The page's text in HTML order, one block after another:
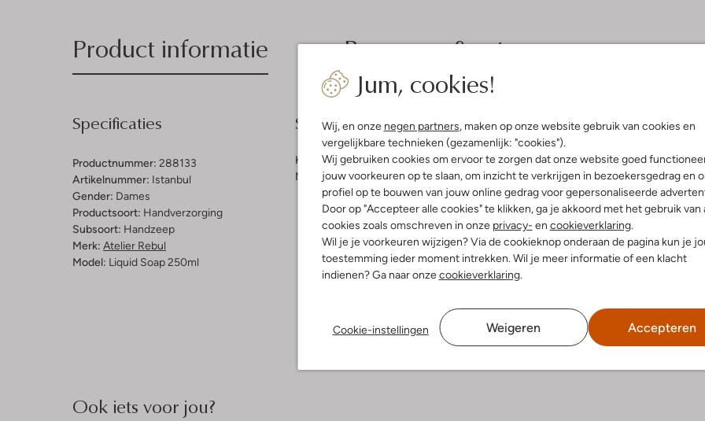
Jum, cookies!
Wij, en onze negen partners, maken op onze website gebruik van cookies en
vergelijkbare technieken (gezamenlijk: "cookies").
Wij gebruiken cookies om ervoor te zorgen dat onze website goed
jouw voorkeuren op te slaan, om inzicht te verkrijgen in bezoekersgedrag en
profiel op te bouwen van jouw online gedrag voor gepersonaliseerde
Door op "Accepteer alle cookies" te klikken, ga je akkoord met het gebruik van
cookies zoals omschreven in onze privacy- en cookieverklaring.
Wil je je voorkeuren wijzigen? Via de cookieknop onderaan de pagina kun je
toestemming ieder moment intrekken. Wil je meer informatie of een klacht
indienen? Ga naar onzecookieverklaring.
Cookie-instellingen Weigeren Accepteren
Product informatie Bezorgen & retourneren
Specificaties
Productnummer: 288133
Artikelnummer: Istanbul
Gender: Dames
Productsoort: Handverzorging
Subsoort: Handzeep
Merk: Atelier Rebul
Model: Liquid Soap 250ml
Samenstelling & Pasvorm
Kleur:Kleur N.v.t.
Materiaal buitenkant:Textiel
Omschrijving
Verwen jezelf met de heerlijk
luxe vloeibare zeep is perfect
zachte textuur reinigt en
zijdezachte aanraking. Laat
ontspanning.
geurnoten: bergamot, kaneel,
Ook iets voor jou?